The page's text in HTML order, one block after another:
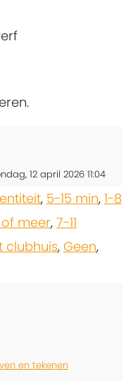
12 april 2026 11:04
, 5-15 min, 1-8
of meer, 7-11
clubhuis, Geen,
en tekenen